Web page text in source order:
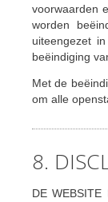
voorwaarden
worden
uiteengezet
beëindiging
Met de
om alle
8.
DE WEBSITE